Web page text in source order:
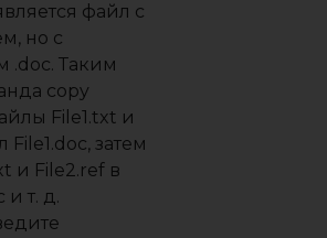
файл с
но с
.doc. Таким
copy
File1.txt и
File1.doc, затем
и File2.ref в
и т. д.